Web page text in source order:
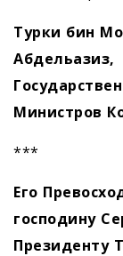
Турки бин
Абдельазиз,
Министров
***
Его
господину
Президенту